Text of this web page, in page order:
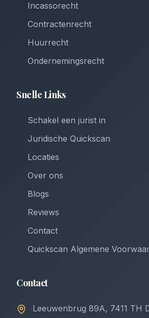
Incassorecht
Contractenrecht
Huurrecht
Ondernemingsrecht
Snelle Links
Schakel een jurist in
Juridische Quickscan
Locaties
Over ons
Blogs
Reviews
Contact
Quickscan Algemene
Contact
Leeuwenbrug 89A, 7411 TH